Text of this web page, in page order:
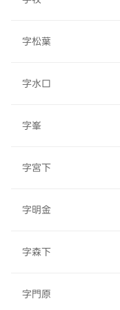
字松葉
字水口
字峯
字宮下
字明金
字森下
字門原